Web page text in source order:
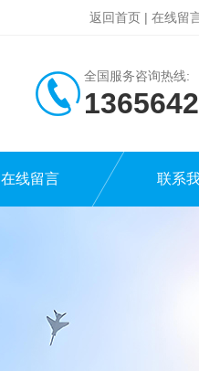
返回首页 | 在线留
全国服务咨询热线:
在线留言 联系